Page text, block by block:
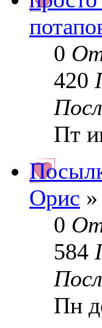
0
420
Пт
Орис
0
584
Пн